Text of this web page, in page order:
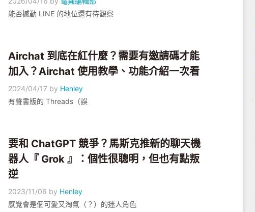
能否撼動 LINE 的地位還有待觀察
Airchat 到底在紅什麼？需要有邀請碼才能
加入？Airchat 使用教學、功能介紹一次看
2024/04/17 by Henley
有聲書版的 Threads（誤
要和 ChatGPT 競爭？馬斯克推新的聊天機
器人『 Grok 』：個性很聰明，但也有點叛
逆
2023/11/06 by Henley
感覺會是個可愛又淘氣（？）的迷人角色